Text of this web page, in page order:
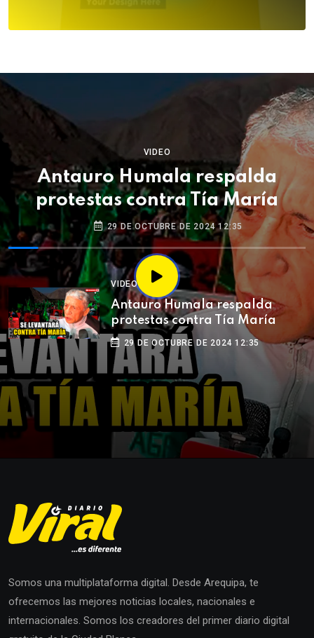
VIDEO
Antauro Humala respalda
protestas contra Tía María
29 DE OCTUBRE DE 2024 12:35
VIDEO
Antauro Humala respalda
protestas contra Tía María
29 DE OCTUBRE DE 2024 12:35
Somos una multiplataforma digital. Desde Arequipa, te
ofrecemos las mejores noticias locales, nacionales e
internacionales. Somos los creadores del primer diario digital